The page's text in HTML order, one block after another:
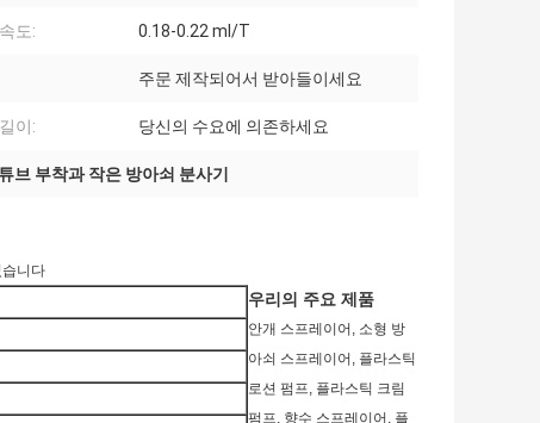
도: 0.18-0.22 ml/T
주문 제작되어서 받아들이세요
이: 당신의 수요에 의존하세요
튜브 부착과 작은 방아쇠 분사기
니다
우리의 주요 제품
안개 스프레이어, 소형 방
아쇠 스프레이어, 플라스틱
로션 펌프, 플라스틱 크림
펌프, 향수 스프레이어, 플